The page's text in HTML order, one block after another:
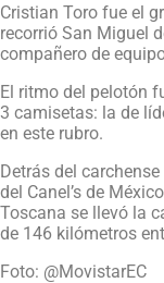
Cristian Toro fue el
recorrió San Miguel
compañero de
El ritmo del pelotón
3 camisetas: la de
en este rubro.
Detrás del
del Canel’s de
Toscana se llevó la
de 146 kilómetros
Foto: @MovistarEC